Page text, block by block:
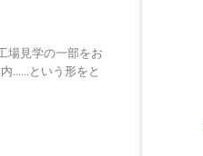
場見学の一部をお
……という形をと